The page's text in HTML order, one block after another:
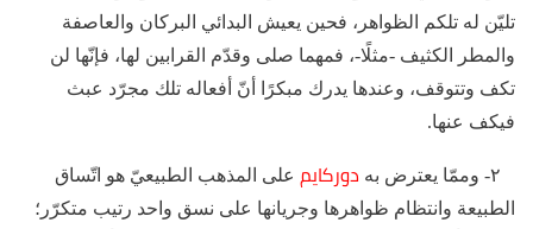
تليّن له تلكم الظواهر، فحين يعيش البدائي البركان والعاصفة
والمطر الكثيف -مثلًا-، فمهما صلى وقدّم القرابين لها، فإنّها لن
تكف وتتوقف، وعندها يدرك مبكرًا أنّ أفعاله تلك مجرّد عبث
فيكف عنها.
دوركايم على المذهب الطبيعيّ هو اتّساق
الطبيعة وانتظام ظواهرها وجريانها على نسق واحد رتيب متكرّر؛